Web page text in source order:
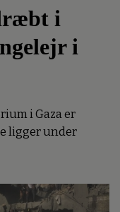
i
i
i Gaza er
ligger under